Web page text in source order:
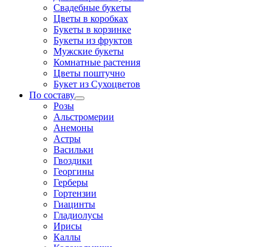
Свадебные букеты
Цветы в коробках
Букеты в корзинке
Букеты из фруктов
Мужские букеты
Комнатные растения
Цветы поштучно
Букет из Сухоцветов
По составу
Розы
Альстромерии
Анемоны
Астры
Васильки
Гвоздики
Георгины
Герберы
Гортензии
Гиацинты
Гладиолусы
Ирисы
Каллы